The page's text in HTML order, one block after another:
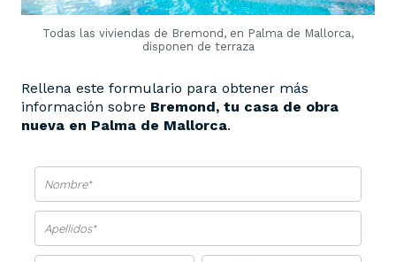
Todas las viviendas de Bremond, en Palma de Mallorca,
disponen de terraza
Rellena este formulario para obtener más
información sobre Bremond, tu casa de obra
nueva en Palma de Mallorca.